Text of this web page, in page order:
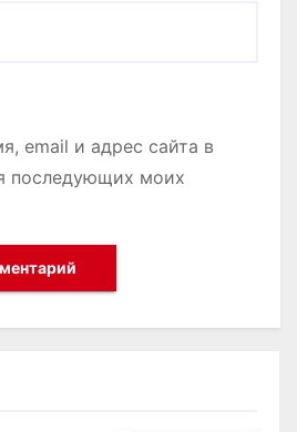
email и адрес сайта в
последующих моих